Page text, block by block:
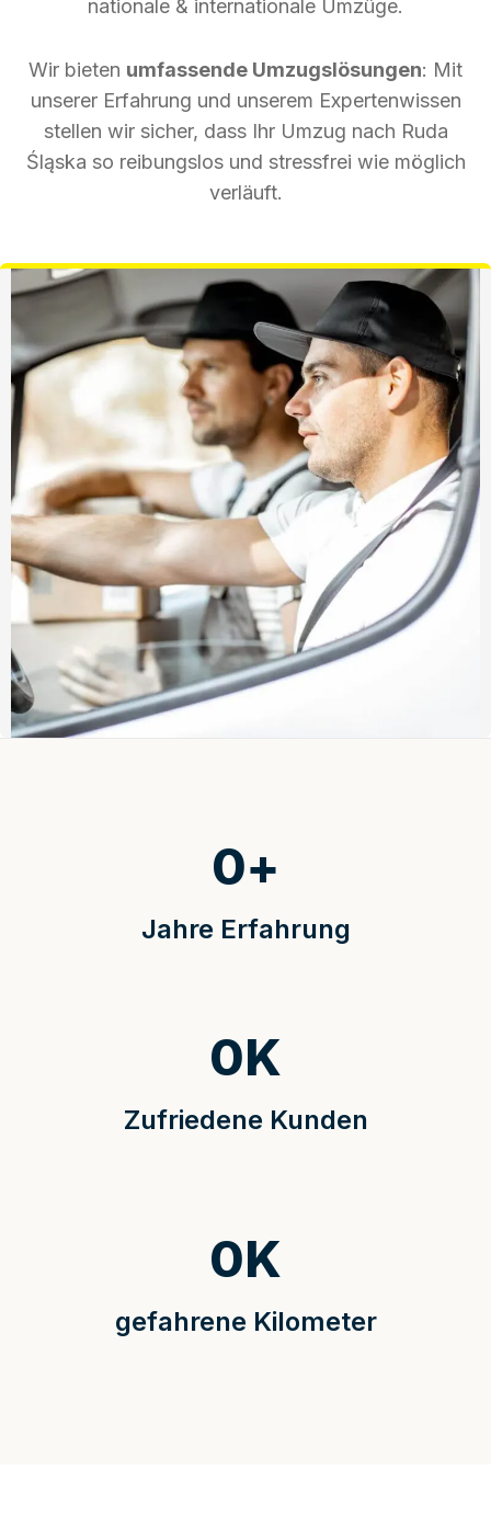
nationale & internationale Umzüge.
Wir bieten umfassende Umzugslösungen: Mit
unserer Erfahrung und unserem Expertenwissen
stellen wir sicher, dass Ihr Umzug nach Ruda
Śląska so reibungslos und stressfrei wie möglich
verläuft.
Jahre Erfahrung
0+
Zufriedene Kunden
0K
gefahrene Kilometer
0K